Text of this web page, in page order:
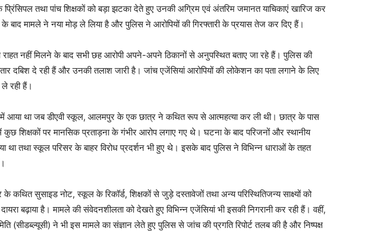
तथा पांच शिक्षकों को बड़ा झटका देते हुए उनकी अग्रिम एवं अंतरिम जमानत याचिकाएं खारिज कर
मामले ने नया मोड़ ले लिया है और पुलिस ने आरोपियों की गिरफ्तारी के प्रयास तेज कर दिए हैं।
नहीं मिलने के बाद सभी छह आरोपी अपने-अपने ठिकानों से अनुपस्थित बताए जा रहे हैं। पुलिस की
दबिश दे रही हैं और उनकी तलाश जारी है। जांच एजेंसियां आरोपियों की लोकेशन का पता लगाने के लिए
ले रही हैं।
में आया था जब डीएवी स्कूल, आलमपुर के एक छात्र ने कथित रूप से आत्महत्या कर ली थी। छात्र के पास
शिक्षकों पर मानसिक प्रताड़ना के गंभीर आरोप लगाए गए थे। घटना के बाद परिजनों और स्थानीय
था तथा स्कूल परिसर के बाहर विरोध प्रदर्शन भी हुए थे। इसके बाद पुलिस ने विभिन्न धाराओं के तहत
कथित सुसाइड नोट, स्कूल के रिकॉर्ड, शिक्षकों से जुड़े दस्तावेजों तथा अन्य परिस्थितिजन्य साक्ष्यों को
बढ़ाया है। मामले की संवेदनशीलता को देखते हुए विभिन्न एजेंसियां भी इसकी निगरानी कर रही हैं। वहीं,
(सीडब्ल्यूसी) ने भी इस मामले का संज्ञान लेते हुए पुलिस से जांच की प्रगति रिपोर्ट तलब की है और निष्पक्ष